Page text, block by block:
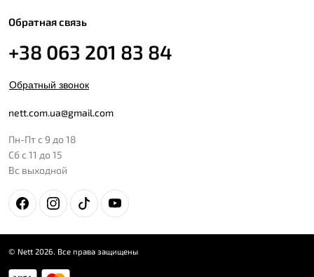
Обратная связь
+38 063 201 83 84
Обратный звонок
nett.com.ua@gmail.com
Пн-Пт с 9 до 18
Сб с 11 до 15
Вс выходной
© Nett 2026. Все права защищены